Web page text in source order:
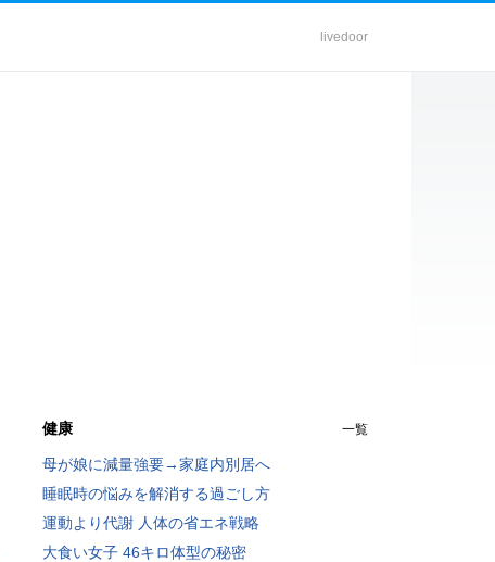
livedoor
健康 一覧
母が娘に減量強要→家庭内別居へ
睡眠時の悩みを解消する過ごし方
運動より代謝 人体の省エネ戦略
大食い女子 46キロ体型の秘密